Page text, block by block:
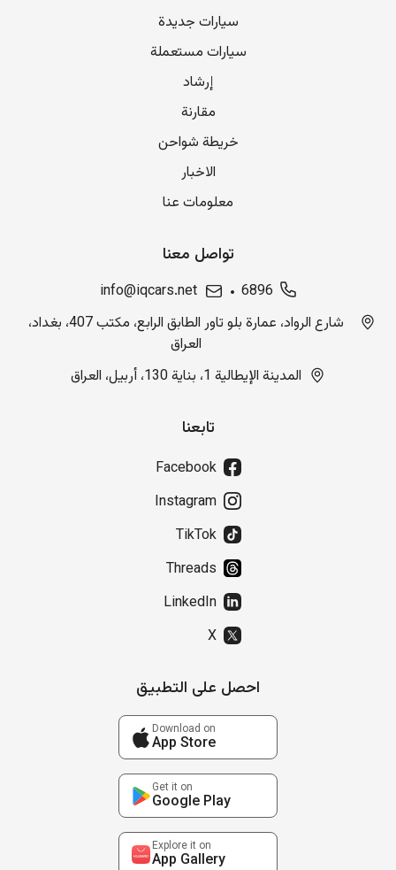
سيارات جديدة
سيارات مستعملة
إرشاد
مقارنة
خريطة شواحن
الاخبار
معلومات عنا
تواصل معنا
6896
info@iqcars.net
شارع الرواد، عمارة بلو تاور الطابق الرابع، مكتب 407، بغداد،
العراق
المدينة الإيطالية 1، بناية 130، أربيل، العراق
تابعنا
Facebook
Instagram
TikTok
Threads
LinkedIn
X
احصل على التطبيق
Download on
App Store
Get it on
Google Play
Explore it on
App Gallery